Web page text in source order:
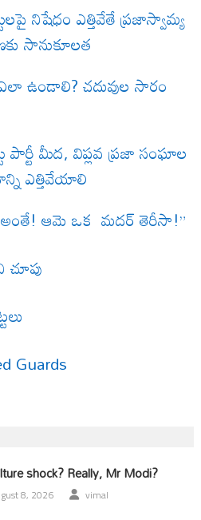
నిషేధం ఎత్తివేతే ప్రజాస్వామ్య
సానుకూలత
ఎలా ఉండాలి? చదువుల సారం
మీద, విప్లవ ప్రజా సంఘాల
ఎత్తివేయాలి
ఆమె ఒక మదర్ తెరీసా!”
చూపు
Guards
shock? Really, Mr Modi?
8, 2026 vimal